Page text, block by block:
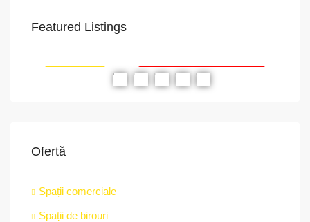
Featured Listings
PROPRIETATEA A FOST ÎNCHIRIATĂ
Ofertă
Spații comerciale
Spații de birouri